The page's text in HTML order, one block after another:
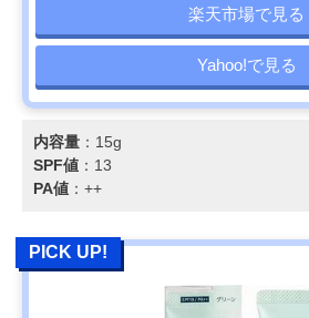
楽天市場で見る
Yahoo!で見る
内容量 ：15g
SPF値 ：13
PA値 ：++
PICK UP!